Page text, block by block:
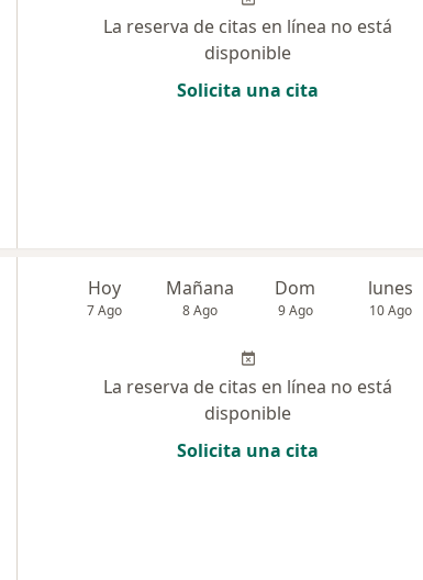
La reserva de citas en línea no está
disponible
Solicita una cita
Hoy
7 Ago
Mañana
8 Ago
Dom
9 Ago
lunes
10 Ago
La reserva de citas en línea no está
disponible
Solicita una cita